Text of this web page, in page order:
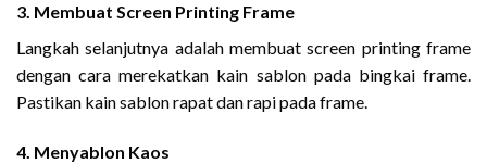
3. Membuat Screen Printing Frame
Langkah selanjutnya adalah membuat screen printing frame
dengan cara merekatkan kain sablon pada bingkai frame.
Pastikan kain sablon rapat dan rapi pada frame.
4. Menyablon Kaos